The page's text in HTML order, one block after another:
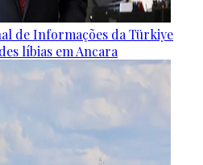
de Informações da Türkiye
líbias em Ancara